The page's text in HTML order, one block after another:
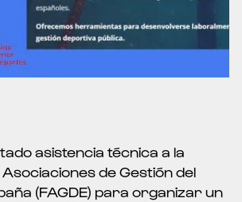
asistencia técnica a la
de Gestión del
(FAGDE) para organizar un